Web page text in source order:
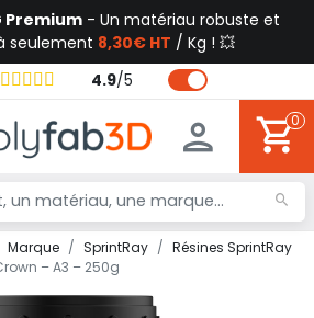
Premium - Un matériau robuste et
seulement 8,30€ HT / Kg ! 💥
4.9/5
0
Marque SprintRay
Résines SprintRay
– A3 – 250g